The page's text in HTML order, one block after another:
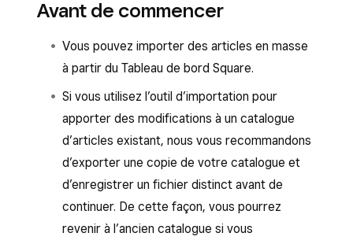
Avant de commencer
Vous pouvez importer des articles en masse
à partir du Tableau de bord Square.
Si vous utilisez l’outil d’importation pour
apporter des modifications à un catalogue
d’articles existant, nous vous recommandons
d’exporter une copie de votre catalogue et
d’enregistrer un fichier distinct avant de
continuer. De cette façon, vous pourrez
revenir à l’ancien catalogue si vous